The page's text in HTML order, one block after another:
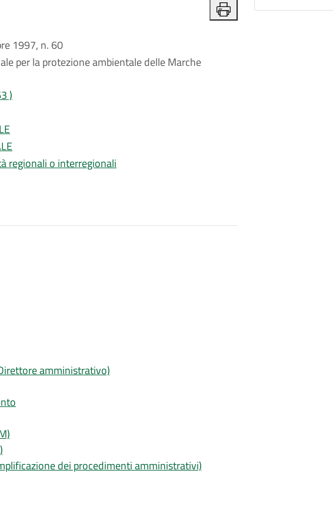
1997, n. 60
per la protezione ambientale delle Marche
)
regionali o interregionali
amministrativo)
dei procedimenti amministrativi)